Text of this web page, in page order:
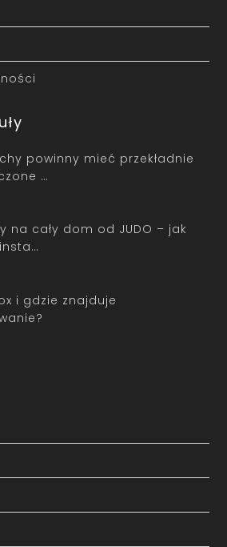
powinny mieć przekładnie
…
na cały dom od JUDO – jak
i gdzie znajduje